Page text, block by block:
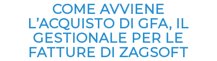
COME AVVIENE
L’ACQUISTO DI GFA, IL
GESTIONALE PER LE
FATTURE DI ZAGSOFT